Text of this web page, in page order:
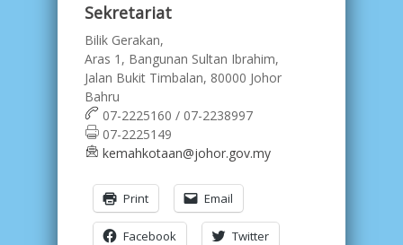
Sekretariat
Bilik Gerakan,
Aras 1, Bangunan Sultan Ibrahim,
Jalan Bukit Timbalan, 80000 Johor
Bahru
07-2225160 / 07-2238997
07-2225149
kemahkotaan@johor.gov.my
Print Email
Facebook Twitter